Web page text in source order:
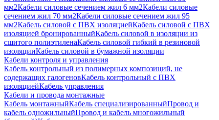
мм2Кабели силовые сечением жил 6 мм2Кабели силовые
сечением жил 70 мм2Кабели силовые сечением жил 95
мм2Кабель силовой с ПВХ изоляциейКабель силовой с ПВХ
изоляцией бронированныйКабель силовой в изоляции из
сшитого полиэтиленаКабель силовой гибкий в резиновой
изоляцииКабель силовой в бумажной изоляции
Кабели контроля и управления
Кабель контрольный из полимерных композиций, не
содержащих галогеновКабель контрольный с ПВХ
изоляциейКабель управления
Кабели и провода монтажные
Кабель монтажныйКабель специализированныйПровод и
кабель одножильныйПровод и кабель многожильный